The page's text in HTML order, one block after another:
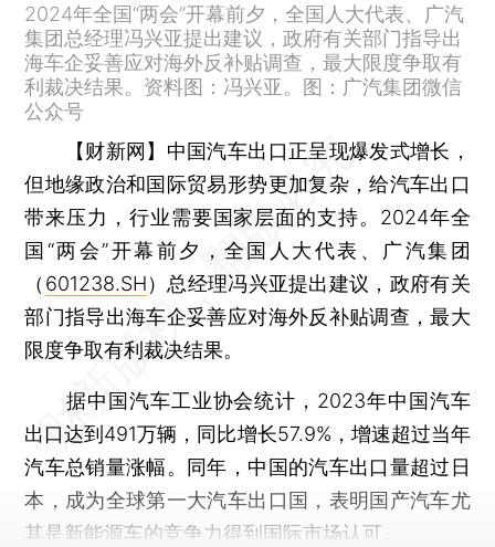
2024年全国“两会”开幕前夕，全国人大代表、广汽
集团总经理冯兴亚提出建议，政府有关部门指导出
海车企妥善应对海外反补贴调查，最大限度争取有
利裁决结果。资料图：冯兴亚。图：广汽集团微信
公众号
【财新网】 中国汽车出口正呈现爆发式增长，
但地缘政治和国际贸易形势更加复杂，给汽车出口
带来压力，行业需要国家层面的支持。2024年全
国“两会”开幕前夕，全国人大代表、广汽集团
（ 601238.SH）总经理冯兴亚提出建议，政府有关
部门指导出海车企妥善应对海外反补贴调查，最大
限度争取有利裁决结果。
据中国汽车工业协会统计，2023年中国汽车
出口达到491万辆，同比增长57.9%，增速超过当年
汽车总销量涨幅。同年，中国的汽车出口量超过日
本，成为全球第一大汽车出口国，表明国产汽车尤
其是新能源车的竞争力得到国际市场认可。